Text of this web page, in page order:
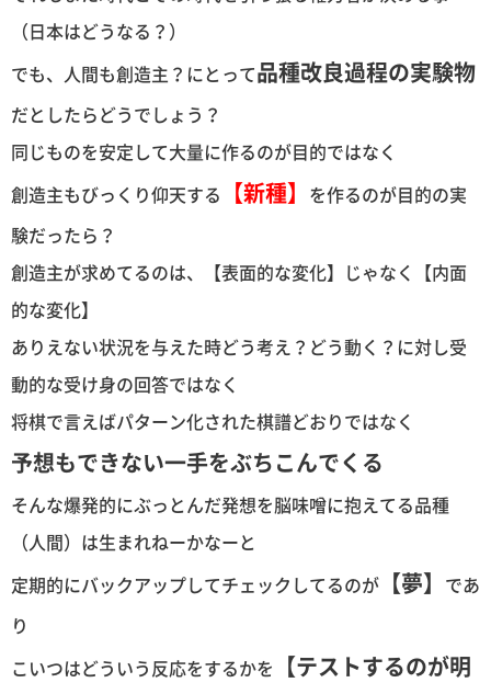
（日本はどうなる？）
でも、人間も創造主？にとって品種改良過程の実験物
だとしたらどうでしょう？
同じものを安定して大量に作るのが目的ではなく
創造主もびっくり仰天する
【新種】 を作るのが目的の実
験だったら？
創造主が求めてるのは、【表面的な変化】じゃなく【内面
的な変化】
ありえない状況を与えた時どう考え？どう動く？に対し受
動的な受け身の回答ではなく
将棋で言えばパターン化された棋譜どおりではなく
予想もできない一手をぶちこんでくる
そんな爆発的にぶっとんだ発想を脳味噌に抱えてる品種
（人間）は生まれねーかなーと
定期的にバックアップしてチェックしてるのが 【夢】 であ
り
こいつはどういう反応をするかを
【テストするのが明